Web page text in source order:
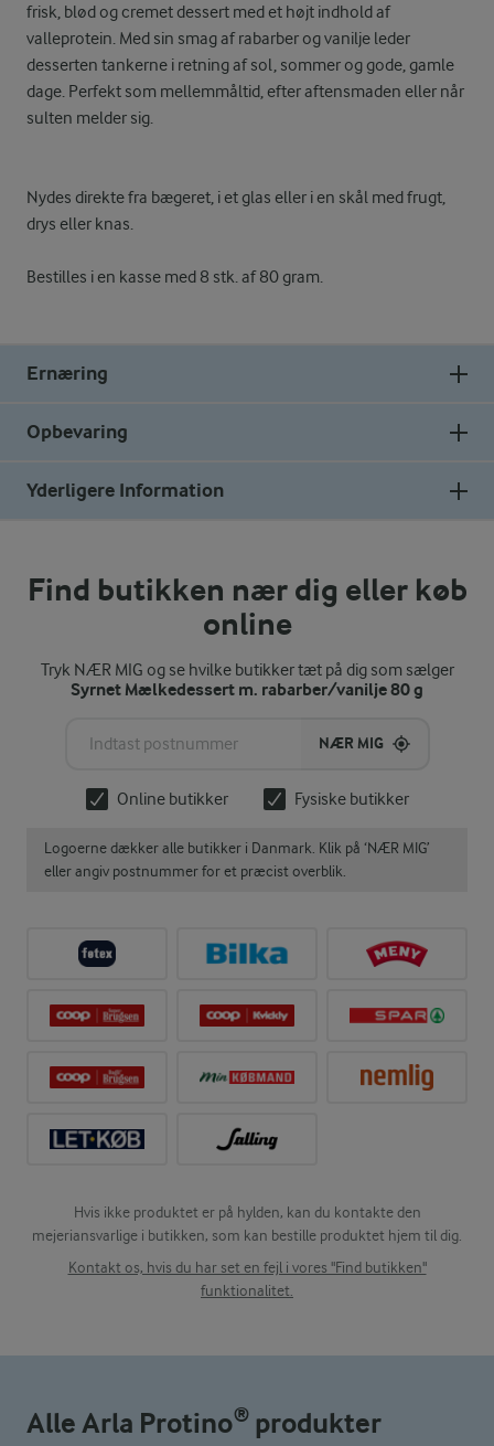
frisk, blød og cremet dessert med et højt indhold af
valleprotein. Med sin smag af rabarber og vanilje leder
desserten tankerne i retning af sol, sommer og gode, gamle
dage. Perfekt som mellemmåltid, efter aftensmaden eller når
sulten melder sig.
Nydes direkte fra bægeret, i et glas eller i en skål med frugt,
drys eller knas.
Bestilles i en kasse med 8 stk. af 80 gram.
Ernæring
Opbevaring
Yderligere Information
Find butikken nær dig eller køb
online
Tryk NÆR MIG og se hvilke butikker tæt på dig som sælger
Syrnet Mælkedessert m. rabarber/vanilje 80 g
NÆR MIG
Online butikker Fysiske butikker
Logoerne dækker alle butikker i Danmark. Klik på ‘NÆR MIG’
eller angiv postnummer for et præcist overblik.
Hvis ikke produktet er på hylden, kan du kontakte den
mejeriansvarlige i butikken, som kan bestille produktet hjem til dig.
Kontakt os, hvis du har set en fejl i vores "Find butikken"
funktionalitet.
Alle Arla Protino® produkter